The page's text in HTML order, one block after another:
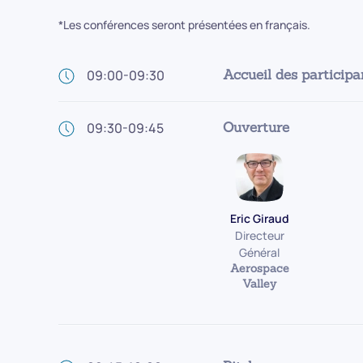
*Les conférences seront présentées en français.
09:00-09:30 Accueil des
09:30-09:45 Ouverture
Eric Giraud
Directeur
Général
Aerospace
Valley